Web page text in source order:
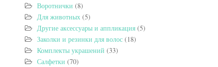
Воротнички (8)
Для животных (5)
Другие аксессуары и аппликация (5)
Заколки и резинки для волос (18)
Комплекты украшений (33)
Салфетки (70)